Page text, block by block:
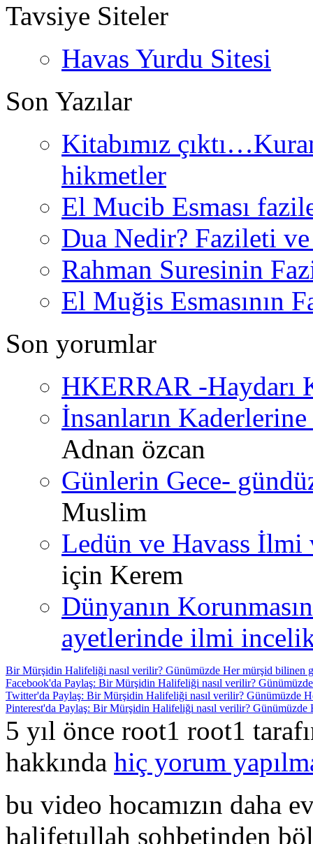
Tavsiye Siteler
Havas Yurdu Sitesi
Son Yazılar
Kitabımız
hikmetler
El Mucib Esması
Dua Nedir? Fazileti
Rahman Suresinin
El Muğis Esmasının
Son yorumlar
HKERRAR -Haydarı
İnsanların
Adnan özcan
Günlerin Gece-
Muslim
Ledün ve Havass İlmi
için Kerem
Dünyanın
ayetlerinde ilmi
Bir Mürşidin Halifeliği nasıl verilir? Günümüzde Her mürşid bilinen
Facebook'da Paylaş: Bir Mürşidin Halifeliği nasıl verilir?
Twitter'da Paylaş: Bir Mürşidin Halifeliği nasıl verilir? Günümüzde
Pinterest'da Paylaş: Bir Mürşidin Halifeliği nasıl verilir?
5 yıl önce root1 root1
hakkında hiç yorum
bu video hocamızın daha
halifetullah sohbetinden